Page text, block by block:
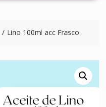
Lino 100ml acc Frasco